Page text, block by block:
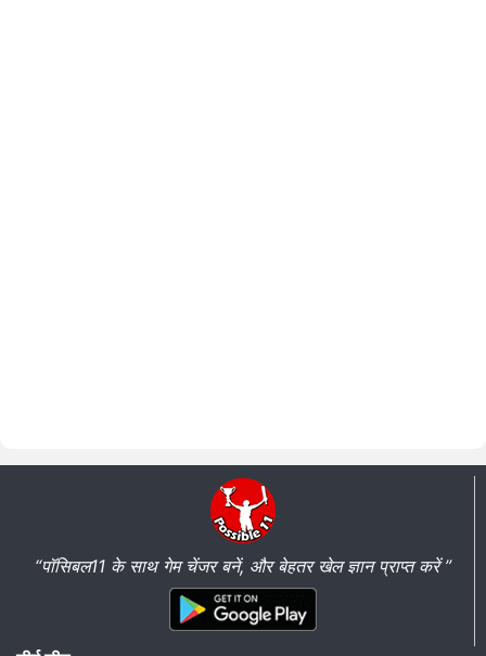
“पॉसिबल11 के साथ गेम चेंजर बनें, और बेहतर खेल ज्ञान प्राप्त करें ”